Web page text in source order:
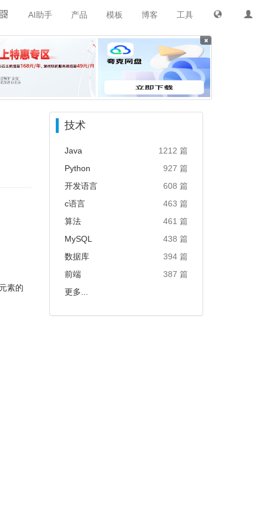
工具
博客
模板
产品
AI助手
×
素的
技术
Java
1212 篇
Python
927 篇
开发语言
608 篇
c语言
463 篇
算法
461 篇
MySQL
438 篇
数据库
394 篇
前端
387 篇
更多...